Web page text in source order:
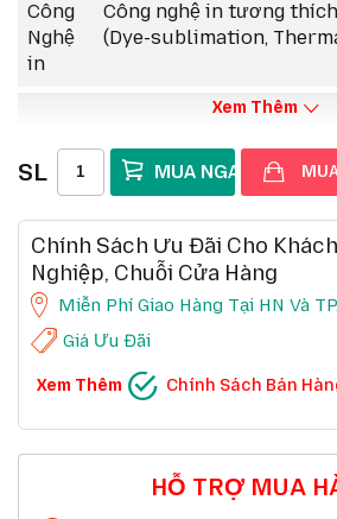
Công
Nghệ
in
Công nghệ in tương
(Dye-sublimation,
Xem Thêm
SL
Chính Sách Ưu Đãi Cho
Nghiệp, Chuỗi Cửa Hàng
Miễn Phí Giao Hàng Tại HN Và
Giá Ưu Đãi
CHÍNH SÁCH BÁN HÀNG VÀ
Ưu đãi chuỗi cửa hàng, siêu thị
Ưu đãi khách hàng doanh nghiệp
Đổi mới sản phẩm trong 7 ngày đầu
Mua online - giao hàng nhanh
Chất lượng sản phẩm chính hãng
Thanh toán chuyển khoản QRcode
Xem Thêm Chính Sách Bán
HỖ TRỢ MUA